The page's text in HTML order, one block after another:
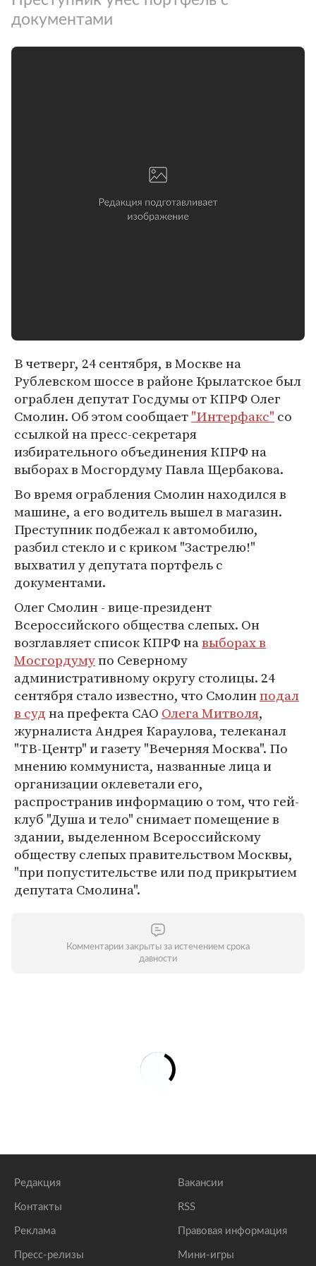
документами
В четверг, 24 сентября, в Москве на
Рублевском шоссе в районе Крылатское был
ограблен депутат Госдумы от КПРФ Олег
Смолин. Об этом сообщает"Интерфакс" со
ссылкой на пресс-секретаря
избирательного объединения КПРФ на
выборах в Мосгордуму Павла Щербакова.
Во время ограбления Смолин находился в
машине, а его водитель вышел в магазин.
Преступник подбежал к автомобилю,
разбил стекло и с криком "Застрелю!"
выхватил у депутата портфель с
документами.
Олег Смолин - вице-президент
Всероссийского общества слепых. Он
возглавляет список КПРФ навыборах в
Мосгордумупо Северному
административному округу столицы. 24
сентября стало известно, что Смолинподал
в судна префекта САО Олега Митволя,
журналиста Андрея Караулова, телеканал
"ТВ-Центр" и газету "Вечерняя Москва". По
мнению коммуниста, названные лица и
организации оклеветали его,
распространив информацию о том, что гей-
клуб "Душа и тело" снимает помещение в
здании, выделенном Всероссийскому
обществу слепых правительством Москвы,
"при попустительстве или под прикрытием
депутата Смолина".
Комментарии закрыты за истечением срока
давности
Редакция
Контакты
Реклама
Пресс-релизы
Вакансии
RSS
Правовая информация
Мини-игры